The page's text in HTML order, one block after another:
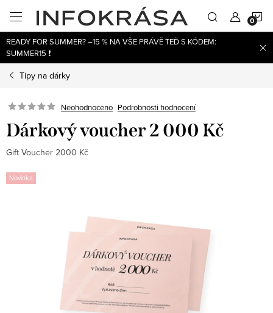
obsah
READY FOR SUMMER? –15 % NA VŠE PRÁVĚ TEĎ S KÓDEM:
SUMMER15 ❗
Tipy na dárky
Neohodnoceno Podrobnosti hodnocení
Dárkový voucher 2 000 Kč
Gift Voucher 2000 Kč
Novinka